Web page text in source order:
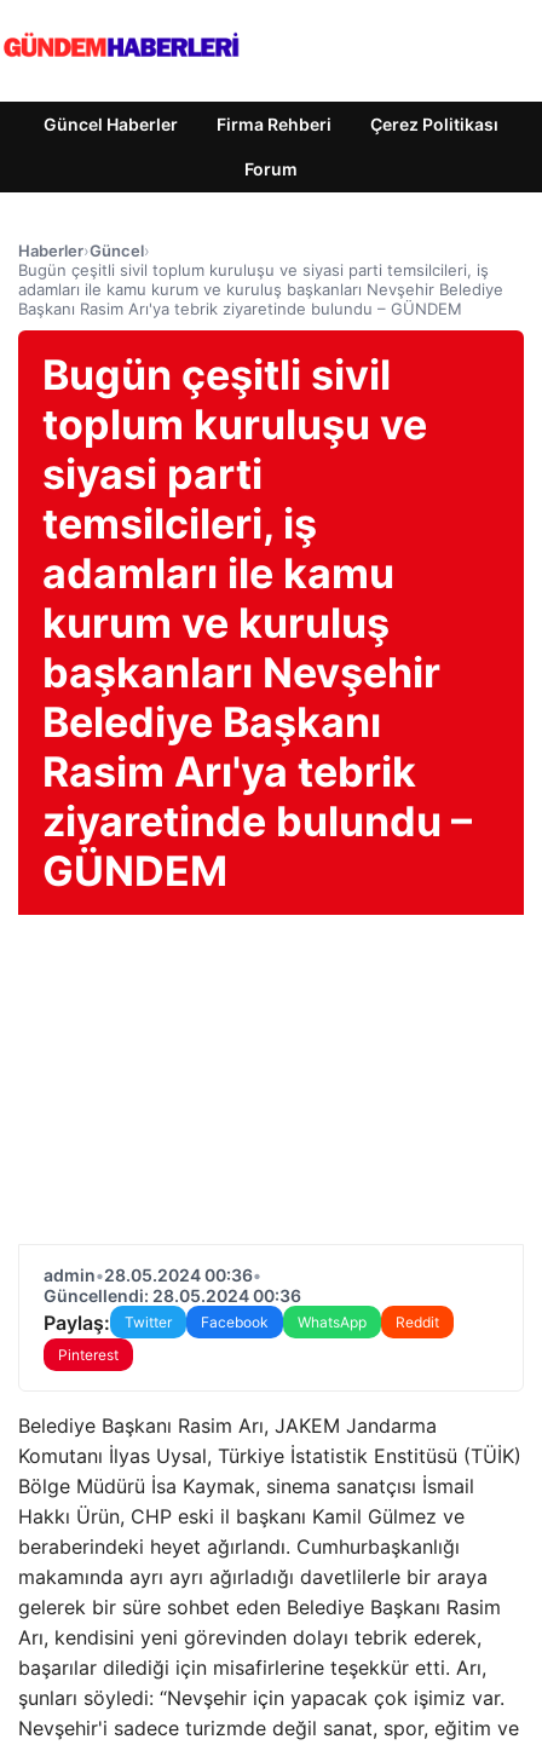
Güncel Haberler Firma Rehberi Çerez Politikası
Forum
Haberler›Güncel›
Bugün çeşitli sivil toplum kuruluşu ve siyasi parti temsilcileri, iş
adamları ile kamu kurum ve kuruluş başkanları Nevşehir Belediye
Başkanı Rasim Arı'ya tebrik ziyaretinde bulundu – GÜNDEM
Bugün çeşitli sivil
toplum kuruluşu ve
siyasi parti
temsilcileri, iş
adamları ile kamu
kurum ve kuruluş
başkanları Nevşehir
Belediye Başkanı
Rasim Arı'ya tebrik
ziyaretinde bulundu –
GÜNDEM
admin•28.05.2024 00:36•
Güncellendi: 28.05.2024 00:36
Paylaş: Twitter Facebook WhatsApp
Reddit
Pinterest
Belediye Başkanı Rasim Arı, JAKEM Jandarma
Komutanı İlyas Uysal, Türkiye İstatistik Enstitüsü (TÜİK)
Bölge Müdürü İsa Kaymak, sinema sanatçısı İsmail
Hakkı Ürün, CHP eski il başkanı Kamil Gülmez ve
beraberindeki heyet ağırlandı. Cumhurbaşkanlığı
makamında ayrı ayrı ağırladığı davetlilerle bir araya
gelerek bir süre sohbet eden Belediye Başkanı Rasim
Arı, kendisini yeni görevinden dolayı tebrik ederek,
başarılar dilediği için misafirlerine teşekkür etti. Arı,
şunları söyledi: “Nevşehir için yapacak çok işimiz var.
Nevşehir'i sadece turizmde değil sanat, spor, eğitim ve